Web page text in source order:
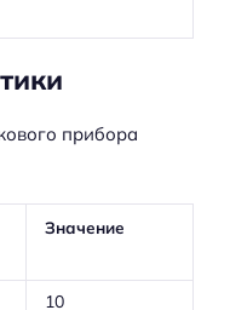
прибора
Значение
10